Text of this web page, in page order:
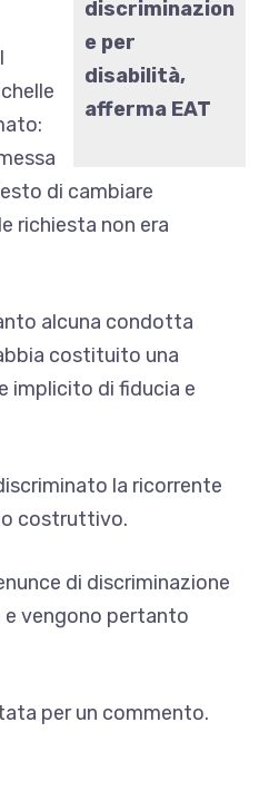
discriminazion
e per
disabilità,
afferma EAT
di cambiare
richiesta non era
alcuna condotta
costituito una
implicito di fiducia e
la ricorrente
costruttivo.
di discriminazione
e vengono pertanto
per un commento.